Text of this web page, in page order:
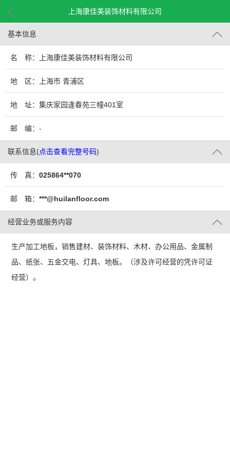
上海康佳美装饰材料有限公司
基本信息
名 称：上海康佳美装饰材料有限公司
地 区：上海市 青浦区
地 址：集庆家园逢春苑三幢401室
邮 编：-
联系信息(点击查看完整号码)
传 真： 025864**070
邮 箱： ***@huilanfloor.com
经营业务或服务内容
生产加工地板，销售建材、装饰材料、木材、办公用品、金属制
品、纸张、五金交电、灯具、地板。（涉及许可经营的凭许可证
经营）。